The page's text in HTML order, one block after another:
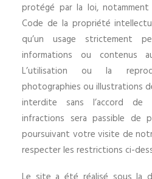
protégé par la loi,
Code de la propriété
qu’un usage strictement
informations ou contenus
L’utilisation ou la
photographies ou illustrations
interdite sans l’accord de
infractions sera passible de
poursuivant votre visite de
respecter les restrictions ci-